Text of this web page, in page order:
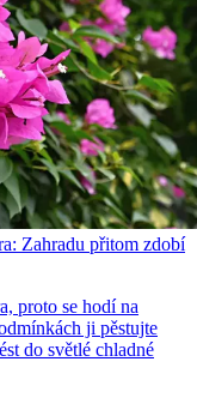
Zahradu přitom zdobí
proto se hodí na
ji pěstujte
do světlé chladné